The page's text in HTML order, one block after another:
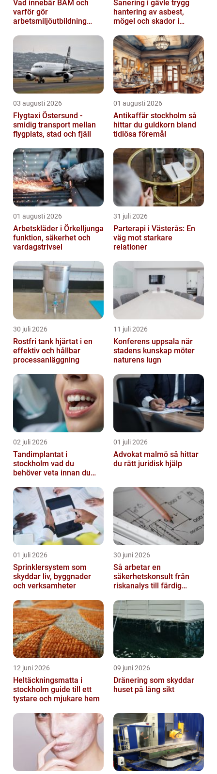
Vad innebär BAM och
varför gör
arbetsmiljöutbildning
Sanering i gävle trygg
hantering av asbest,
mögel och skador i
03 augusti 2026
Flygtaxi Östersund -
smidig transport mellan
flygplats, stad och fjäll
01 augusti 2026
Antikaffär stockholm så
hittar du guldkorn bland
tidlösa föremål
01 augusti 2026
Arbetskläder i Örkelljunga
funktion, säkerhet och
vardagstrivsel
31 juli 2026
Parterapi i Västerås: En
väg mot starkare
relationer
30 juli 2026
Rostfri tank hjärtat i en
effektiv och hållbar
processanläggning
11 juli 2026
Konferens uppsala när
stadens kunskap möter
naturens lugn
02 juli 2026
Tandimplantat i
stockholm vad du
behöver veta innan du
01 juli 2026
Advokat malmö så hittar
du rätt juridisk hjälp
01 juli 2026
Sprinklersystem som
skyddar liv, byggnader
och verksamheter
30 juni 2026
Så arbetar en
säkerhetskonsult från
riskanalys till färdig
12 juni 2026
Heltäckningsmatta i
stockholm guide till ett
tystare och mjukare hem
09 juni 2026
Dränering som skyddar
huset på lång sikt